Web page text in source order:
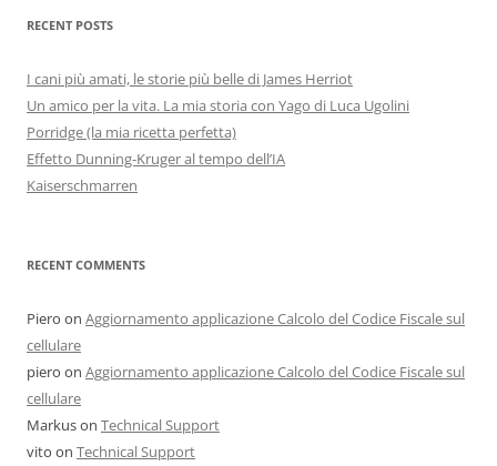
RECENT POSTS
I cani più amati, le storie più belle di James Herriot
Un amico per la vita. La mia storia con Yago di Luca Ugolini
Porridge (la mia ricetta perfetta)
Effetto Dunning-Kruger al tempo dell’IA
Kaiserschmarren
RECENT COMMENTS
Piero on Aggiornamento applicazione Calcolo del Codice Fiscale sul
cellulare
piero on Aggiornamento applicazione Calcolo del Codice Fiscale sul
cellulare
Markuson Technical Support
vito on Technical Support